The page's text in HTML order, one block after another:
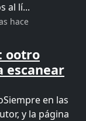
al lí...
hace
ootro
escanear
en las
y la página